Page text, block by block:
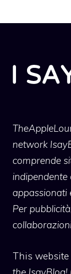
network
comprende
appassionati
Per
This website